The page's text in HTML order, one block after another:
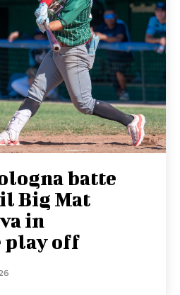
batte
Big Mat
in
play off